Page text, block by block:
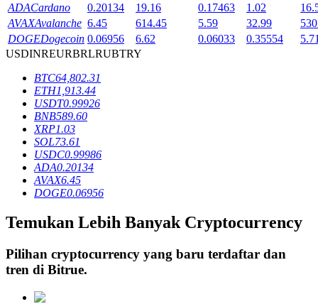
Penguncian BTR
Investasi eksklusif untuk pemegang BTR
Pinjaman
Layanan pinjaman yang didukung Crypto
ADACardano 0.20134 19.16 0.17463 1.02
AVAXAvalanche 6.45 614.45 5.59 32.99
DOGEDogecoin 0.06956 6.62 0.06033 0.35554
USDINREURBRLRUBTRY
BTC64,802.31
ETH1,913.44
USDT0.99926
BNB589.60
XRP1.03
SOL73.61
USDC0.99986
ADA0.20134
AVAX6.45
DOGE0.06956
Temukan Lebih Banyak Cryptocurrency
Pilihan cryptocurrency yang baru terdaftar dan
tren di Bitrue.